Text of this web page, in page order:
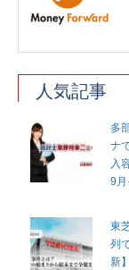
人気記事
多
ナ
入
9月
東
列
新】